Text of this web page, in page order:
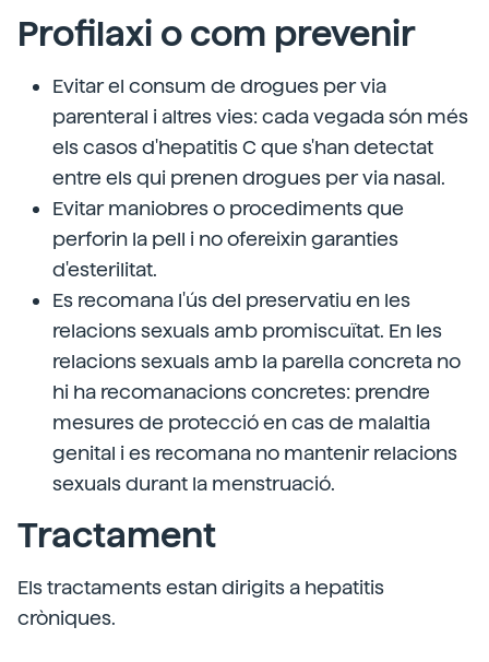
Profilaxi o com prevenir
Evitar el consum de drogues per via
parenteral i altres vies: cada vegada són més
els casos d'hepatitis C que s'han detectat
entre els qui prenen drogues per via nasal.
Evitar maniobres o procediments que
perforin la pell i no ofereixin garanties
d'esterilitat.
Es recomana l'ús del preservatiu en les
relacions sexuals amb promiscuïtat. En les
relacions sexuals amb la parella concreta no
hi ha recomanacions concretes: prendre
mesures de protecció en cas de malaltia
genital i es recomana no mantenir relacions
sexuals durant la menstruació.
Tractament
Els tractaments estan dirigits a hepatitis
cròniques.